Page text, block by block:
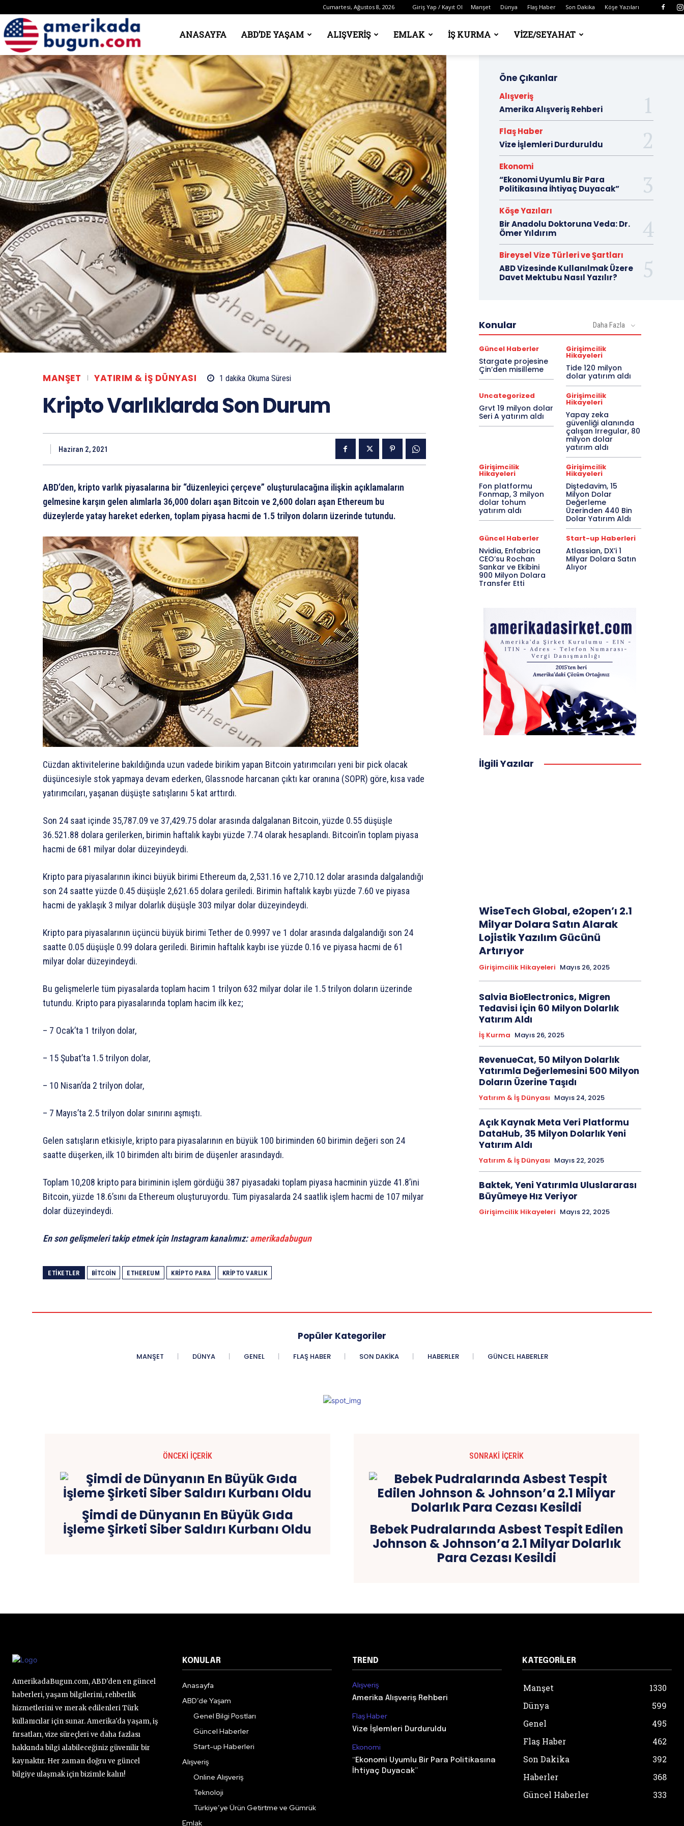
Cumartesi, Ağustos 8, 2026 Giriş Yap / Kayıt Ol Manşet Dünya Flaş Haber Son Dakika Köşe Yazıları
Amerika’da
Bugün
ANASAYFA ABD’DE YAŞAM ALIŞVERIŞ EMLAK İŞ KURMA VIZE/SEYAHAT
MANŞET YATIRIM & İŞ DÜNYASI 1 dakika Okuma Süresi
Kripto Varlıklarda Son Durum
Haziran 2, 2021
ABD’den, kripto varlık piyasalarına bir “düzenleyici çerçeve” oluşturulacağına ilişkin açıklamaların
gelmesine karşın gelen alımlarla 36,000 doları aşan Bitcoin ve 2,600 doları aşan Ethereum bu
düzeylerde yatay hareket ederken, toplam piyasa hacmi de 1.5 trilyon doların üzerinde tutundu.
Cüzdan aktivitelerine bakıldığında uzun vadede birikim yapan Bitcoin yatırımcıları yeni bir pick olacak
düşüncesiyle stok yapmaya devam ederken, Glassnode harcanan çıktı kar oranına (SOPR) göre, kısa vade
yatırımcıları, yaşanan düşüşte satışlarını 5 kat arttırdı.
Son 24 saat içinde 35,787.09 ve 37,429.75 dolar arasında dalgalanan Bitcoin, yüzde 0.55 düşüşle
36.521.88 dolara gerilerken, birimin haftalık kaybı yüzde 7.74 olarak hesaplandı. Bitcoin’in toplam piyasa
hacmi de 681 milyar dolar düzeyindeydi.
Kripto para piyasalarının ikinci büyük birimi Ethereum da, 2,531.16 ve 2,710.12 dolar arasında dalgalandığı
son 24 saatte yüzde 0.45 düşüşle 2,621.65 dolara geriledi. Birimin haftalık kaybı yüzde 7.60 ve piyasa
hacmi de yaklaşık 3 milyar dolarlık düşüşle 303 milyar dolar düzeyindeydi.
Kripto para piyasalarının üçüncü büyük birimi Tether de 0.9997 ve 1 dolar arasında dalgalandığı son 24
saatte 0.05 düşüşle 0.99 dolara geriledi. Birimin haftalık kaybı ise yüzde 0.16 ve piyasa hacmi de 61
milyar dolar düzeyindeydi.
Bu gelişmelerle tüm piyasalarda toplam hacim 1 trilyon 632 milyar dolar ile 1.5 trilyon doların üzerinde
tutundu. Kripto para piyasalarında toplam hacim ilk kez;
– 7 Ocak’ta 1 trilyon dolar,
– 15 Şubat’ta 1.5 trilyon dolar,
– 10 Nisan’da 2 trilyon dolar,
– 7 Mayıs’ta 2.5 trilyon dolar sınırını aşmıştı.
Gelen satışların etkisiyle, kripto para piyasalarının en büyük 100 biriminden 60 birimin değeri son 24
saatte düşerken, ilk 10 birimden altı birim de düşenler arasındaydı.
Toplam 10,208 kripto para biriminin işlem gördüğü 387 piyasadaki toplam piyasa hacminin yüzde 41.8’ini
Bitcoin, yüzde 18.6’sını da Ethereum oluşturuyordu. Tüm piyasalarda 24 saatlik işlem hacmi de 107 milyar
dolar düzeyindeydi.
En son gelişmeleri takip etmek için Instagram kanalımız:amerikadabugun
ETIKETLER BITCOIN ETHEREUM KRIPTO PARA KRIPTO VARLIK
Öne Çıkanlar
Alışveriş
Amerika Alışveriş Rehberi
Flaş Haber
Vize İşlemleri Durduruldu
Ekonomi
“Ekonomi Uyumlu Bir Para
Politikasına İhtiyaç Duyacak”
Köşe Yazıları
Bir Anadolu Doktoruna Veda: Dr.
Ömer Yıldırım
Bireysel Vize Türleri ve Şartları
ABD Vizesinde Kullanılmak Üzere
Davet Mektubu Nasıl Yazılır?
Konular Daha Fazla
Güncel Haberler
Stargate projesine
Çin’den misilleme
Girişimcilik
Hikayeleri
Tide 120 milyon
dolar yatırım aldı
Uncategorized
Grvt 19 milyon dolar
Seri A yatırım aldı
Girişimcilik
Hikayeleri
Yapay zeka
güvenliği alanında
çalışan Irregular, 80
milyon dolar
yatırım aldı
Girişimcilik
Hikayeleri
Fon platformu
Fonmap, 3 milyon
dolar tohum
yatırım aldı
Girişimcilik
Hikayeleri
Diştedavim, 15
Milyon Dolar
Değerleme
Üzerinden 440 Bin
Dolar Yatırım Aldı
Güncel Haberler
Nvidia, Enfabrica
CEO’su Rochan
Sankar ve Ekibini
900 Milyon Dolara
Transfer Etti
Start-up Haberleri
Atlassian, DX’i 1
Milyar Dolara Satın
Alıyor
İlgili Yazılar
WiseTech Global, e2open’ı 2.1
Milyar Dolara Satın Alarak
Lojistik Yazılım Gücünü
Artırıyor
Girişimcilik Hikayeleri Mayıs 26, 2025
Salvia BioElectronics, Migren
Tedavisi İçin 60 Milyon Dolarlık
Yatırım Aldı
İş Kurma Mayıs 26, 2025
RevenueCat, 50 Milyon Dolarlık
Yatırımla Değerlemesini 500 Milyon
Doların Üzerine Taşıdı
Yatırım & İş Dünyası Mayıs 24, 2025
Açık Kaynak Meta Veri Platformu
DataHub, 35 Milyon Dolarlık Yeni
Yatırım Aldı
Yatırım & İş Dünyası Mayıs 22, 2025
Baktek, Yeni Yatırımla Uluslararası
Büyümeye Hız Veriyor
Girişimcilik Hikayeleri Mayıs 22, 2025
Popüler Kategoriler
MANŞET DÜNYA GENEL FLAŞ HABER SON DAKIKA HABERLER GÜNCEL HABERLER
ÖNCEKI İÇERIK
Şimdi de Dünyanın En Büyük Gıda
İşleme Şirketi Siber Saldırı Kurbanı Oldu
SONRAKI İÇERIK
Bebek Pudralarında Asbest Tespit Edilen
Johnson & Johnson’a 2.1 Milyar Dolarlık
Para Cezası Kesildi
AmerikadaBugun.com, ABD'den en güncel
haberleri, yaşam bilgilerini, rehberlik
hizmetlerini ve merak edilenleri Türk
kullanıcılar için sunar. Amerika'da yaşam, iş
fırsatları, vize süreçleri ve daha fazlası
hakkında bilgi alabileceğiniz güvenilir bir
kaynaktır. Her zaman doğru ve güncel
bilgiye ulaşmak için bizimle kalın!
KONULAR
Anasayfa
ABD’de Yaşam
Genel Bilgi Postları
Güncel Haberler
Start-up Haberleri
Alışveriş
Online Alışveriş
Teknoloji
Türkiye’ye Ürün Getirtme ve Gümrük
Emlak
TREND
Alışveriş
Amerika Alışveriş Rehberi
Flaş Haber
Vize İşlemleri Durduruldu
Ekonomi
“Ekonomi Uyumlu Bir Para Politikasına
İhtiyaç Duyacak”
KATEGORILER
Manşet
1330
Dünya
599
Genel
495
Flaş Haber
462
Son Dakika
392
Haberler
368
Güncel Haberler
333